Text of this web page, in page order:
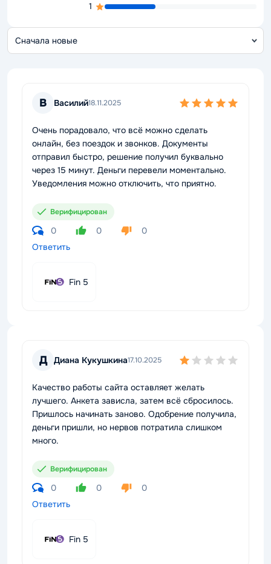
1
В Василий18.11.2025
Очень порадовало, что всё можно сделать
онлайн, без поездок и звонков. Документы
отправил быстро, решение получил буквально
через 15 минут. Деньги перевели моментально.
Уведомления можно отключить, что приятно.
Верифицирован
0 0
0
Ответить
Fin 5
Д Диана Кукушкина17.10.2025
Качество работы сайта оставляет желать
лучшего. Анкета зависла, затем всё сбросилось.
Пришлось начинать заново. Одобрение получила,
деньги пришли, но нервов потратила слишком
много.
Верифицирован
0 0
0
Ответить
Fin 5